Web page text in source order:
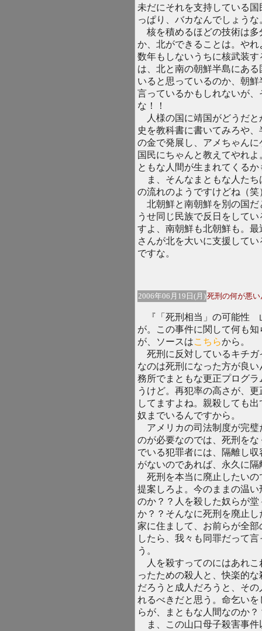
未だにそれを支持している
っぱり、バカなんでしょうな
核を積めるほどの技術は多
か、北ができることは。や
数年もしないうちに核武装
は、北と南の朝鮮半島にあ
いると思っているのか、朝
言っているかもしれないが
な！！
人様の国に靖国がどうだと
史を教科書に書いてみろや
の金で発展し、アメちゃん
国民にちゃんと教えてやれ
ともな人間が生まれてくる
ま、そんなまともな人たち
の流れのようですけどね（笑
北朝鮮と南朝鮮を別の国だ
うせ同じ民族で反日をして
すよ、南朝鮮も北朝鮮も。
さんが北を大いに支援して
ですな。
2006年06月19日(月)死刑の何が悪
『「死刑相当」の可能性
が。この事件に関して何も
が、ソースはこちらから。
死刑に反対しているキチガ
なのは死刑になった方が良
務所でまともな更正プログ
うけど。再犯率の高さが、
してますよね。親殺しても
奴までいるんですから。
アメリカの司法制度が完璧
のが必要なのでは、死刑を
でいる犯罪者には、隔離し
がないのであれば、永久に
死刑を本当に廃止したいの
提案しろよ。今のままの温
のか？？人を殺した奴らが
か？？そんなに死刑を廃止
家に住まして、お前らが全
したら、我々も同罪だって
う。
人を殺すってのにはあれこ
ったための殺人と、快楽的
だろうと成人だろうと、そ
れるべきだと思う。命乞い
らが、まともな人間なのか？
ま、この山口母子殺害事件